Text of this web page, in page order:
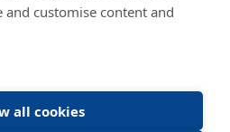
and customise content and
all cookies